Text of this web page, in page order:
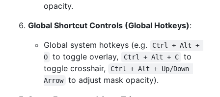
opacity.
Global Shortcut Controls (Global Hotkeys):
Global system hotkeys (e.g.
Ctrl + Alt +
O
to toggle overlay, Ctrl + Alt + C
to
toggle crosshair,
Ctrl + Alt + Up/Down
Arrow
to adjust mask opacity).